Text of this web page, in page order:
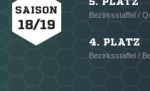
SAISON
18/19
Bezirksstaffel /
4. PLATZ
Bezirksstaffel /